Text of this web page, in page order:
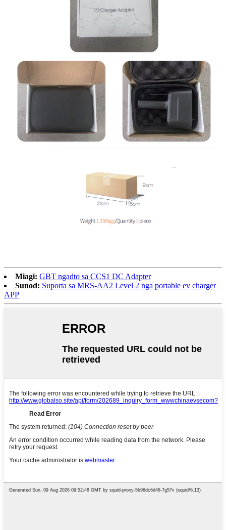
Miagi: GBT ngadto sa CCS1 DC Adapter
Sunod: Suporta sa MRS-AA2 Level 2 nga portable ev charger
APP